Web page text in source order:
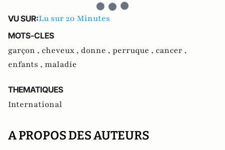
VU SUR:Lu sur 20 Minutes
MOTS-CLES
garçon , cheveux , donne , perruque , cancer ,
enfants , maladie
THEMATIQUES
International
A PROPOS DES AUTEURS